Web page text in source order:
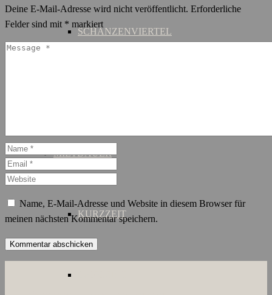
SCHANZENVIERTEL
MIETDAUER
KURZZEIT
Deine E-Mail-Adresse wird nicht veröffentlicht. Erforderliche
Felder sind mit * markiert
Name, E-Mail-Adresse und Website in diesem Browser für
meinen nächsten Kommentar speichern.